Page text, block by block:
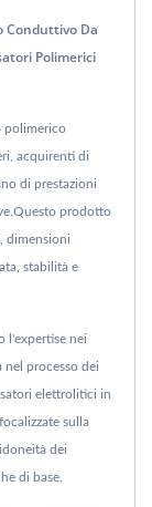
Conduttivo Da
Polimerici
polimerico
acquirenti di
di prestazioni
prodotto
dimensioni
stabilità e
l'expertise nei
processo dei
elettrolitici in
sulla
dei
di base.